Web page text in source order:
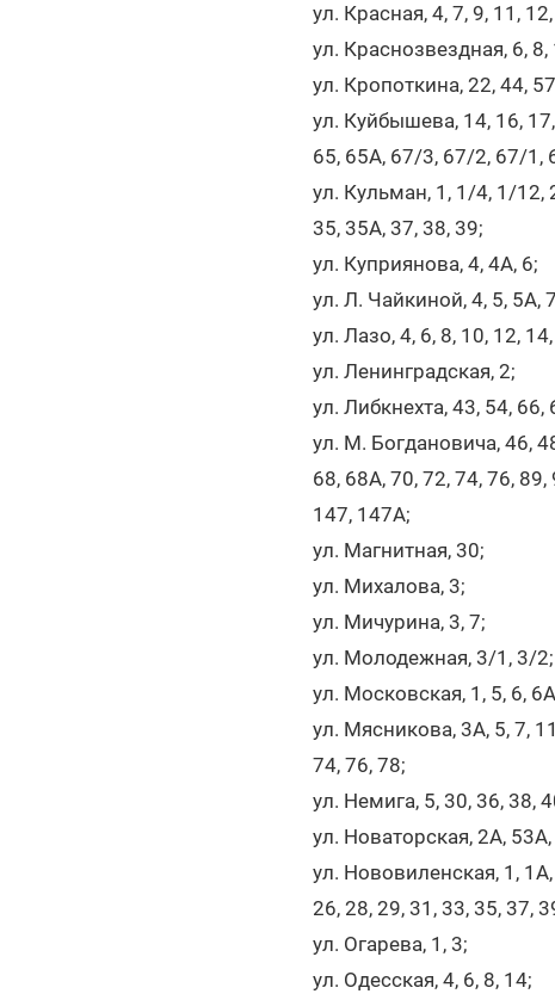
ул. Красная, 4, 7, 9, 11,
ул. Краснозвездная, 6, 8,
ул. Кропоткина, 22, 44,
ул. Куйбышева, 14, 16,
65, 65А, 67/3, 67/2, 67/1,
ул. Кульман, 1, 1/4, 1/12,
35, 35А, 37, 38, 39;
ул. Куприянова, 4, 4А, 6;
ул. Л. Чайкиной, 4, 5, 5А,
ул. Лазо, 4, 6, 8, 10, 12,
ул. Ленинградская, 2;
ул. Либкнехта, 43, 54, 66,
ул. М. Богдановича, 46,
68, 68А, 70, 72, 74, 76,
147, 147А;
ул. Магнитная, 30;
ул. Михалова, 3;
ул. Мичурина, 3, 7;
ул. Молодежная, 3/1, 3/2;
ул. Московская, 1, 5, 6,
ул. Мясникова, 3А, 5, 7,
74, 76, 78;
ул. Немига, 5, 30, 36, 38,
ул. Новаторская, 2А,
ул. Нововиленская, 1,
26, 28, 29, 31, 33, 35, 37,
ул. Огарева, 1, 3;
ул. Одесская, 4, 6, 8, 14;